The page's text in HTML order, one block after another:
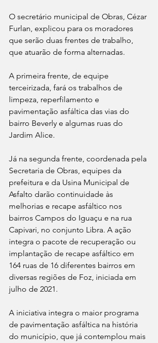
O secretário municipal de Obras, Cézar
Furlan, explicou para os moradores
que serão duas frentes de trabalho,
que atuarão de forma alternadas.
A primeira frente, de equipe
terceirizada, fará os trabalhos de
limpeza, reperfilamento e
pavimentação asfáltica das vias do
bairro Beverly e algumas ruas do
Jardim Alice.
Já na segunda frente, coordenada pela
Secretaria de Obras, equipes da
prefeitura e da Usina Municipal de
Asfalto darão continuidade às
melhorias e recape asfáltico nos
bairros Campos do Iguaçu e na rua
Capivari, no conjunto Libra. A ação
integra o pacote de recuperação ou
implantação de recape asfáltico em
164 ruas de 16 diferentes bairros em
diversas regiões de Foz, iniciada em
julho de 2021.
A iniciativa integra o maior programa
de pavimentação asfáltica na história
do município, que já contemplou mais